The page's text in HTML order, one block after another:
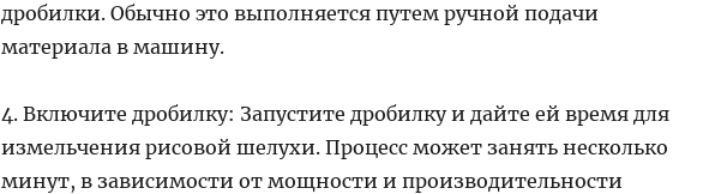
дробилки. Обычно это выполняется путем ручной подачи
материала в машину.
4. Включите дробилку: Запустите дробилку и дайте ей время для
измельчения рисовой шелухи. Процесс может занять несколько
минут, в зависимости от мощности и производительности